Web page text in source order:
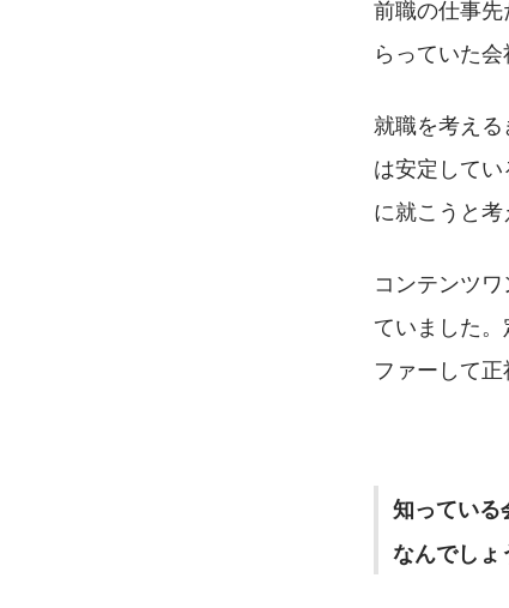
前職の仕事
らっていた
就職を考え
は安定して
に就こうと考
コンテンツ
ていました
ファーして
知っている
なんでしょ